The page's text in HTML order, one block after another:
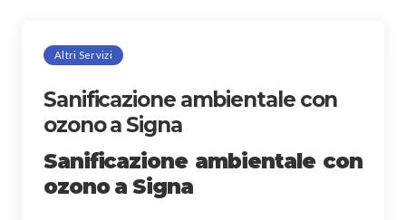
Altri Servizi
Sanificazione ambientale con
ozono a Signa
Sanificazione ambientale con
ozonoa Signa